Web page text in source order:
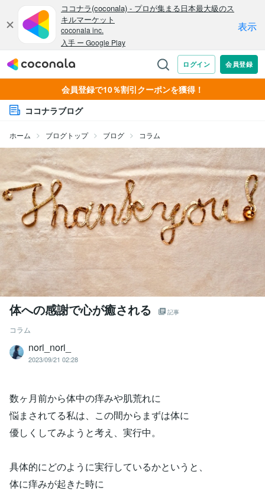
会員登録で10％割引クーポンを獲得！
ココナラブログ
ホーム ブログトップ ブログ コラム
体への感謝で心が癒される 記事
コラム
nori_nori_
2023/09/21 02:28
数ヶ月前から体中の痒みや肌荒れに
悩まされてる私は、この間からまずは体に
優しくしてみようと考え、実行中。
具体的にどのように実行しているかというと、
体に痒みが起きた時に